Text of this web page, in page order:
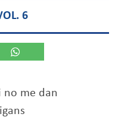
6
no me dan